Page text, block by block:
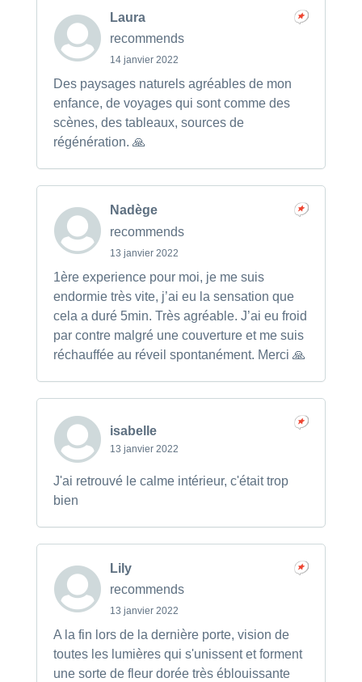
Laura
recommends
14 janvier 2022
Des paysages naturels agréables de mon
enfance, de voyages qui sont comme des
scènes, des tableaux, sources de
régénération. 🙏
Nadège
recommends
13 janvier 2022
1ère experience pour moi, je me suis
endormie très vite, j’ai eu la sensation que
cela a duré 5min. Très agréable. J’ai eu froid
par contre malgré une couverture et me suis
réchauffée au réveil spontanément. Merci 🙏
isabelle
13 janvier 2022
J'ai retrouvé le calme intérieur, c'était trop
bien
Lily
recommends
13 janvier 2022
A la fin lors de la dernière porte, vision de
toutes les lumières qui s'unissent et forment
une sorte de fleur dorée très éblouissante